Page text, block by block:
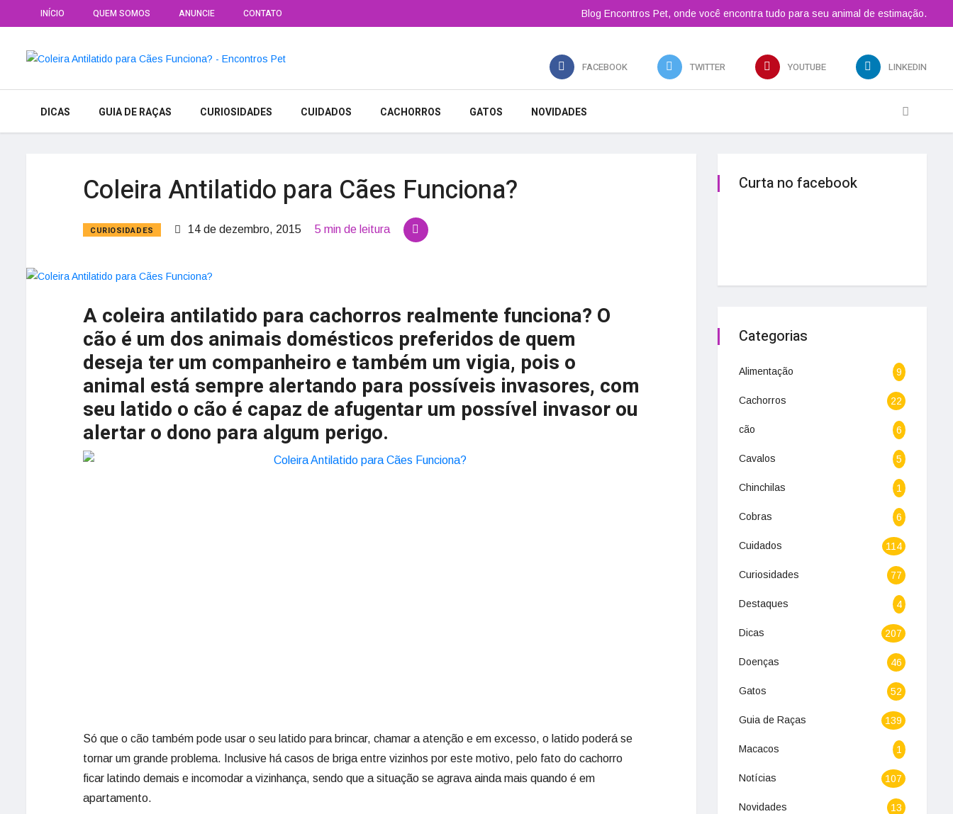
INÍCIO QUEM SOMOS ANUNCIE CONTATO Blog Encontros Pet, onde você encontra tudo para seu animal de estimação.
FACEBOOK TWITTER YOUTUBE LINKEDIN
DICAS GUIA DE RAÇAS CURIOSIDADES CUIDADOS CACHORROS GATOS NOVIDADES
Coleira Antilatido para Cães Funciona?
CURIOSIDADES 14 de dezembro, 2015 5 min de leitura
A coleira antilatido para cachorros realmente funciona? O
cão é um dos animais domésticos preferidos de quem
deseja ter um companheiro e também um vigia, pois o
animal está sempre alertando para possíveis invasores, com
seu latido o cão é capaz de afugentar um possível invasor ou
alertar o dono para algum perigo.
Só que o cão também pode usar o seu latido para brincar, chamar a atenção e em excesso, o latido poderá se
tornar um grande problema. Inclusive há casos de briga entre vizinhos por este motivo, pelo fato do cachorro
ficar latindo demais e incomodar a vizinhança, sendo que a situação se agrava ainda mais quando é em
apartamento.
Curta no facebook
Categorias
Alimentação 9
Cachorros 22
cão 6
Cavalos 5
Chinchilas 1
Cobras 6
Cuidados 114
Curiosidades 77
Destaques 4
Dicas 207
Doenças 46
Gatos 52
Guia de Raças 139
Macacos 1
Notícias 107
Novidades 13